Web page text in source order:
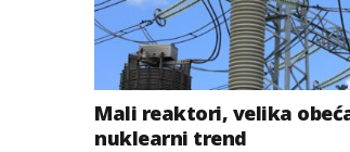
Mali reaktori, velika
nuklearni trend